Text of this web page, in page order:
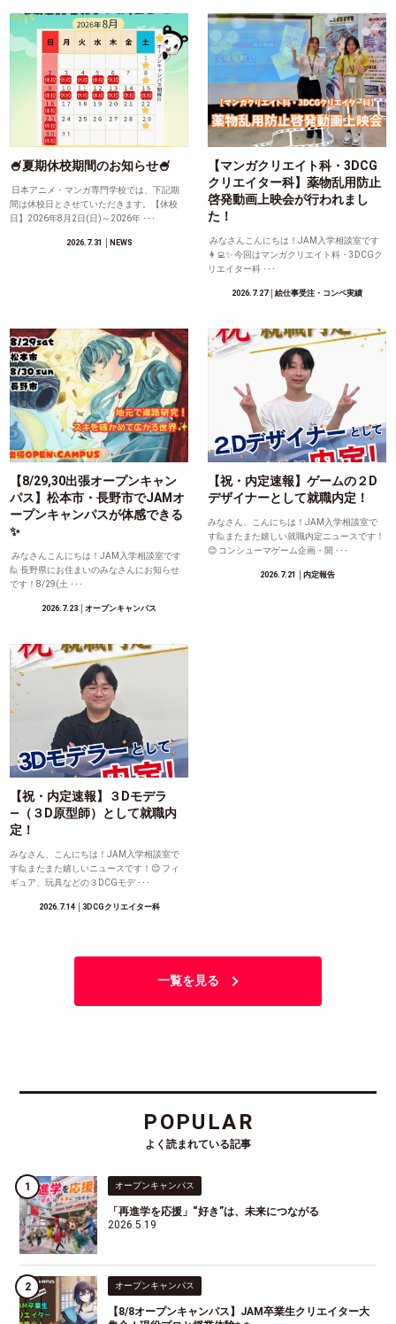
🍧夏期休校期間のお知らせ🍧
日本アニメ・マンガ専門学校では、下記期
間は休校日とさせていただきます。【休校
日】2026年8月2日(日)～2026年 ･･･
2026.7.31 │NEWS
【マンガクリエイト科・3DCG
クリエイター科】薬物乱用防止
啓発動画上映会が行われまし
た！
みなさんこんにちは！JAM入学相談室です
👩‍💻✨ 今回はマンガクリエイト科・3DCGク
リエイター科 ･･･
2026.7.27│絵仕事受注・コンペ実績
【8/29,30出張オープンキャン
パス】松本市・長野市でJAMオ
ープンキャンパスが体感できる
✨
みなさんこんにちは！JAM入学相談室です
🙋 長野県にお住まいのみなさんにお知らせ
です！8/29(土 ･･･
2026.7.23 │オープンキャンパス
【祝・内定速報】ゲームの２D
デザイナーとして就職内定！
みなさん、こんにちは！JAM入学相談室で
す🙋またまた嬉しい就職内定ニュースです！
😊 コンシューマゲーム企画・開 ･･･
2026.7.21 │内定報告
【祝・内定速報】３Dモデラ
―（３D原型師）として就職内
定！
みなさん、こんにちは！JAM入学相談室で
す🙋またまた嬉しいニュースです！😊 フィ
ギュア、玩具などの３DCGモデ ･･･
2026.7.14│3DCGクリエイター科
一覧を見る
POPULAR
よく読まれている記事
オープンキャンパス
「再進学を応援」“好き”は、未来につながる
2026.5.19
オープンキャンパス
【8/8オープンキャンパス】JAM卒業生クリエイター大